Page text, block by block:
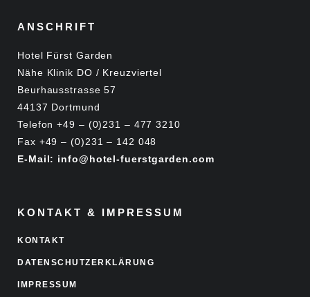
ANSCHRIFT
Hotel Fürst Garden
Nähe Klinik DO / Kreuzviertel
Beurhausstrasse 57
44137 Dortmund
Telefon +49 – (0)231 – 477 3210
Fax +49 – (0)231 – 142 048
E-Mail: info@hotel-fuerstgarden.com
KONTAKT & IMPRESSUM
KONTAKT
DATENSCHUTZERKLÄRUNG
IMPRESSUM